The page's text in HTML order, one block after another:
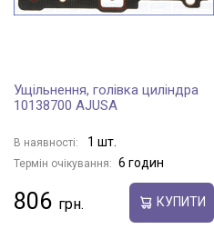
Ущільнення, голівка циліндра
10138700 AJUSA
В наявності: 1 шт.
Термін очікування: 6 годин
806 КУПИТИ